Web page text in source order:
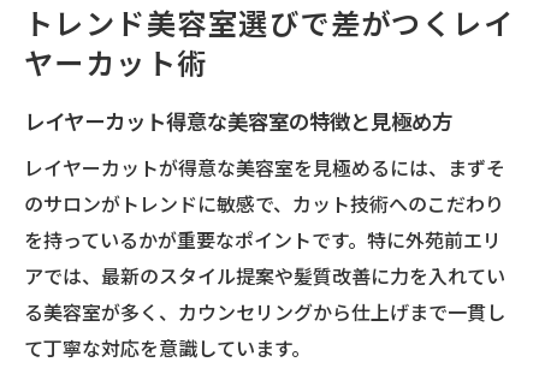
トレンド美容室選びで差がつくレイ
ヤーカット術
レイヤーカット得意な美容室の特徴と見極め方
レイヤーカットが得意な美容室を見極めるには、まずそ
のサロンがトレンドに敏感で、カット技術へのこだわり
を持っているかが重要なポイントです。特に外苑前エリ
アでは、最新のスタイル提案や髪質改善に力を入れてい
る美容室が多く、カウンセリングから仕上げまで一貫し
て丁寧な対応を意識しています。